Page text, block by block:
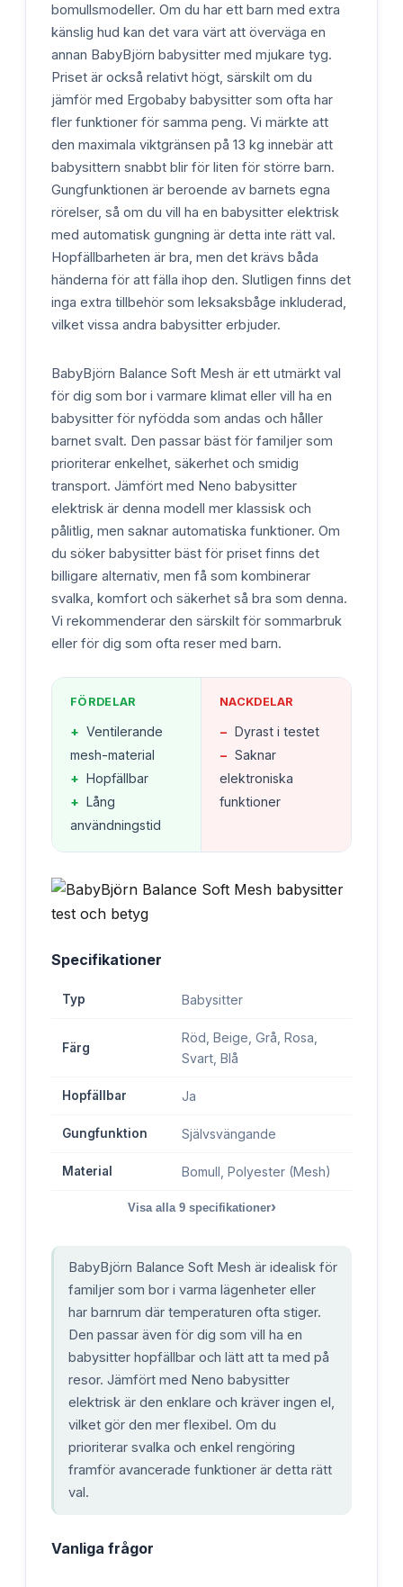
bomullsmodeller. Om du har ett barn med extra
känslig hud kan det vara värt att överväga en
annan BabyBjörn babysitter med mjukare tyg.
Priset är också relativt högt, särskilt om du
jämför med Ergobaby babysitter som ofta har
fler funktioner för samma peng. Vi märkte att
den maximala viktgränsen på 13 kg innebär att
babysittern snabbt blir för liten för större barn.
Gungfunktionen är beroende av barnets egna
rörelser, så om du vill ha en babysitter elektrisk
med automatisk gungning är detta inte rätt val.
Hopfällbarheten är bra, men det krävs båda
händerna för att fälla ihop den. Slutligen finns det
inga extra tillbehör som leksaksbåge inkluderad,
vilket vissa andra babysitter erbjuder.
BabyBjörn Balance Soft Mesh är ett utmärkt val
för dig som bor i varmare klimat eller vill ha en
babysitter för nyfödda som andas och håller
barnet svalt. Den passar bäst för familjer som
prioriterar enkelhet, säkerhet och smidig
transport. Jämfört med Neno babysitter
elektrisk är denna modell mer klassisk och
pålitlig, men saknar automatiska funktioner. Om
du söker babysitter bäst för priset finns det
billigare alternativ, men få som kombinerar
svalka, komfort och säkerhet så bra som denna.
Vi rekommenderar den särskilt för sommarbruk
eller för dig som ofta reser med barn.
FÖRDELAR
+ Ventilerande
mesh-material
+ Hopfällbar
+ Lång
användningstid
NACKDELAR
− Dyrast i testet
− Saknar
elektroniska
funktioner
Specifikationer
Typ Babysitter
Färg
Röd, Beige, Grå, Rosa,
Svart, Blå
Hopfällbar Ja
Gungfunktion Självsvängande
Material Bomull, Polyester (Mesh)
Visa alla 9specifikationer›
BabyBjörn Balance Soft Mesh är idealisk för
familjer som bor i varma lägenheter eller
har barnrum där temperaturen ofta stiger.
Den passar även för dig som vill ha en
babysitter hopfällbar och lätt att ta med på
resor. Jämfört med Neno babysitter
elektrisk är den enklare och kräver ingen el,
vilket gör den mer flexibel. Om du
prioriterar svalka och enkel rengöring
framför avancerade funktioner är detta rätt
val.
Vanliga frågor